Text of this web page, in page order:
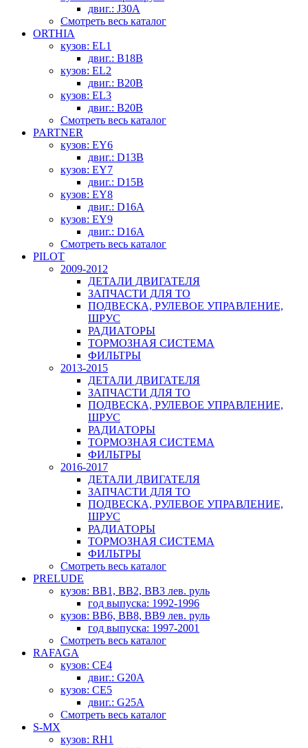
двиг.: J30A
Смотреть весь каталог
ORTHIA
кузов: EL1
двиг.: B18B
кузов: EL2
двиг.: B20B
кузов: EL3
двиг.: B20B
Смотреть весь каталог
PARTNER
кузов: EY6
двиг.: D13B
кузов: EY7
двиг.: D15B
кузов: EY8
двиг.: D16A
кузов: EY9
двиг.: D16A
Смотреть весь каталог
PILOT
2009-2012
ДЕТАЛИ ДВИГАТЕЛЯ
ЗАПЧАСТИ ДЛЯ ТО
ПОДВЕСКА, РУЛЕВОЕ УПРАВЛЕНИЕ,
ШРУС
РАДИАТОРЫ
ТОРМОЗНАЯ СИСТЕМА
ФИЛЬТРЫ
2013-2015
ДЕТАЛИ ДВИГАТЕЛЯ
ЗАПЧАСТИ ДЛЯ ТО
ПОДВЕСКА, РУЛЕВОЕ УПРАВЛЕНИЕ,
ШРУС
РАДИАТОРЫ
ТОРМОЗНАЯ СИСТЕМА
ФИЛЬТРЫ
2016-2017
ДЕТАЛИ ДВИГАТЕЛЯ
ЗАПЧАСТИ ДЛЯ ТО
ПОДВЕСКА, РУЛЕВОЕ УПРАВЛЕНИЕ,
ШРУС
РАДИАТОРЫ
ТОРМОЗНАЯ СИСТЕМА
ФИЛЬТРЫ
Смотреть весь каталог
PRELUDE
кузов: BB1, BB2, BB3 лев. руль
год выпуска: 1992-1996
кузов: BB6, BB8, BB9 лев. руль
год выпуска: 1997-2001
Смотреть весь каталог
RAFAGA
кузов: CE4
двиг.: G20A
кузов: CE5
двиг.: G25A
Смотреть весь каталог
S-MX
кузов: RH1